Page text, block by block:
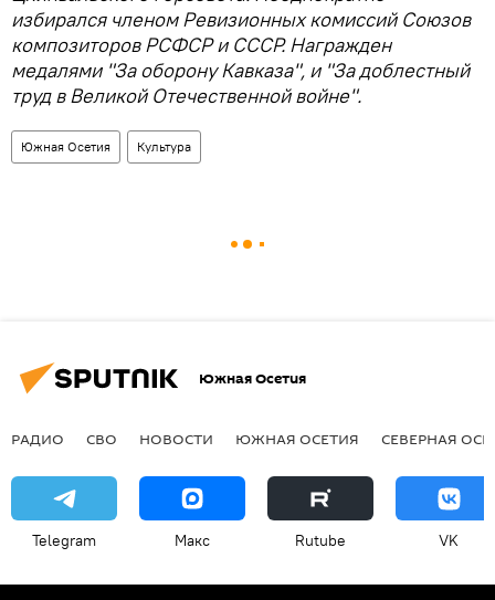
избирался членом Ревизионных комиссий Союзов
композиторов РСФСР и СССР. Награжден
медалями "За оборону Кавказа", и "За доблестный
труд в Великой Отечественной войне".
Южная Осетия Культура
Южная Осетия
РАДИО СВО НОВОСТИ ЮЖНАЯ ОСЕТИЯ СЕВЕРНАЯ
Telegram Макс Rutube VK